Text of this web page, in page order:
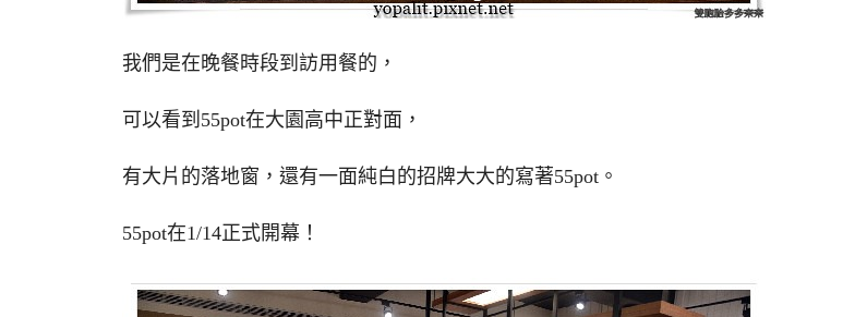
我們是在晚餐時段到訪用餐的，
可以看到55pot在大園高中正對面，
有大片的落地窗，還有一面純白的招牌大大的寫著55pot。
55pot在1/14正式開幕！